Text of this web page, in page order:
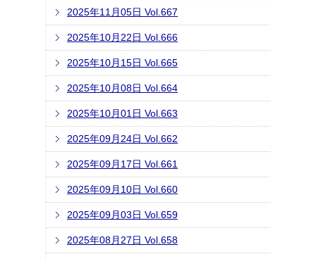
2025年11月05日 Vol.667
2025年10月22日 Vol.666
2025年10月15日 Vol.665
2025年10月08日 Vol.664
2025年10月01日 Vol.663
2025年09月24日 Vol.662
2025年09月17日 Vol.661
2025年09月10日 Vol.660
2025年09月03日 Vol.659
2025年08月27日 Vol.658